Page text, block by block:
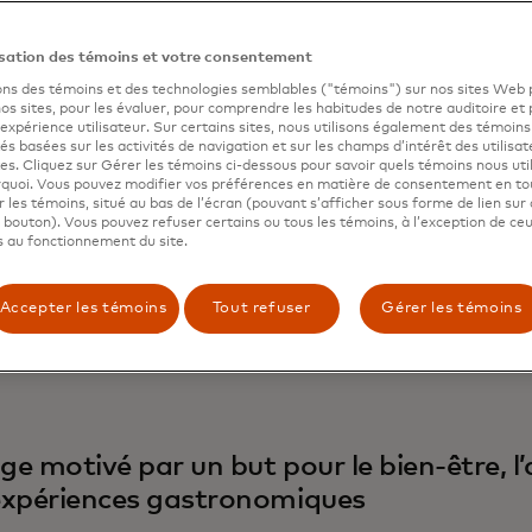
de la Ligue des champions à Londres : La victoire du
allemandes, dépassant la hausse globale de 14%.
ont bondi de 148% en glissement annuel,
en se faisant plaisir.
mondiale de baseball à Los Angeles : Les débuts de
mondiales ont vu les dépenses des visiteurs japonais
fois plus que l’augmentation transfrontalière.
de la Copa Libertadores à Buenos Aires :
touristes brésiliens, où les deux équipes étaient
motivé par un but pour le bien-être,
gastronomiques
des témoins et votre consentement
des témoins et des technologies semblables ("témoins") sur nos sites Web
sites, pour les évaluer, pour comprendre les habitudes de notre auditoire et
utilisateur. Sur certains sites, nous utilisons également des
basées sur les activités de navigation et sur les champs d’intérêt des
Cliquez sur Gérer les témoins ci-dessous pour savoir quels témoins nous
Vous pouvez modifier vos préférences en matière de consentement en
les témoins, situé au bas de l’écran (pouvant s’afficher sous forme de lien
bouton). Vous pouvez refuser certains ou tous les témoins, à l’exception de
au fonctionnement du site.
Accepter les témoins Tout refuser Gérer les témoins